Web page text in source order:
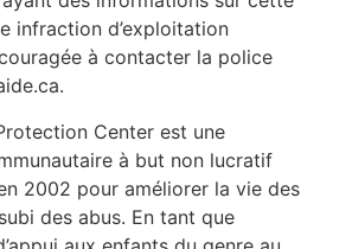
infraction d’exploitation
à contacter la police
Center est une
à but non lucratif
2002 pour améliorer la vie des
des abus. En tant que